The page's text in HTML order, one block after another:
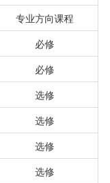
专业方向课程
必修
必修
选修
选修
选修
选修